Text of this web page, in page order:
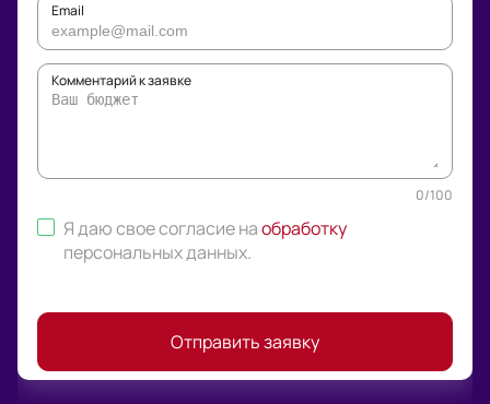
Email
Комментарий к заявке
0/100
Я даю свое согласие наобработку
персональных данных.
Отправить заявку